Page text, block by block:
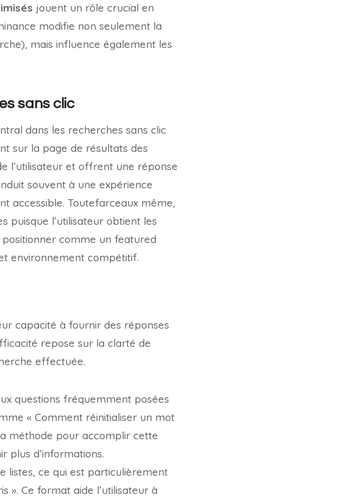
jouent un rôle crucial en
modifie non seulement la
mais influence également les
sans clic
dans les recherches sans clic
sur la page de résultats des
l’utilisateur et offrent une réponse
souvent à une expérience
accessible. Toutefarceaux même,
puisque l’utilisateur obtient les
positionner comme un featured
environnement compétitif.
capacité à fournir des réponses
repose sur la clarté de
effectuée.
questions fréquemment posées
« Comment réinitialiser un mot
méthode pour accomplir cette
plus d’informations.
listes, ce qui est particulièrement
». Ce format aide l’utilisateur à